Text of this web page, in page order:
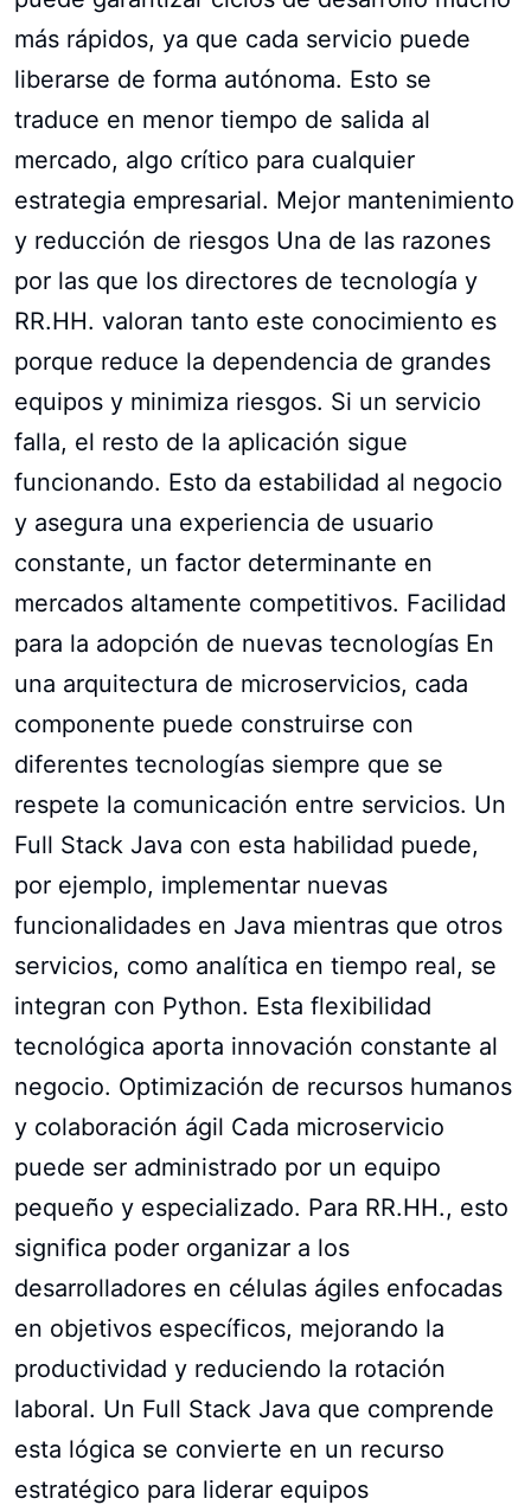
más rápidos, ya que cada servicio puede
liberarse de forma autónoma. Esto se
traduce en menor tiempo de salida al
mercado, algo crítico para cualquier
estrategia empresarial. Mejor mantenimiento
y reducción de riesgos Una de las razones
por las que los directores de tecnología y
RR.HH. valoran tanto este conocimiento es
porque reduce la dependencia de grandes
equipos y minimiza riesgos. Si un servicio
falla, el resto de la aplicación sigue
funcionando. Esto da estabilidad al negocio
y asegura una experiencia de usuario
constante, un factor determinante en
mercados altamente competitivos. Facilidad
para la adopción de nuevas tecnologías En
una arquitectura de microservicios, cada
componente puede construirse con
diferentes tecnologías siempre que se
respete la comunicación entre servicios. Un
Full Stack Java con esta habilidad puede,
por ejemplo, implementar nuevas
funcionalidades en Java mientras que otros
servicios, como analítica en tiempo real, se
integran con Python. Esta flexibilidad
tecnológica aporta innovación constante al
negocio. Optimización de recursos humanos
y colaboración ágil Cada microservicio
puede ser administrado por un equipo
pequeño y especializado. Para RR.HH., esto
significa poder organizar a los
desarrolladores en células ágiles enfocadas
en objetivos específicos, mejorando la
productividad y reduciendo la rotación
laboral. Un Full Stack Java que comprende
esta lógica se convierte en un recurso
estratégico para liderar equipos